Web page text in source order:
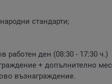
стандарти;
работен ден (08:30 - 17:30 ч.)
+ допълнително
възнаграждение.